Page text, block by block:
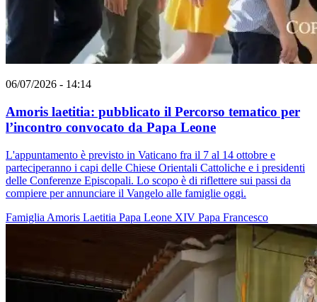
06/07/2026 - 14:14
Amoris laetitia: pubblicato il Percorso tematico per
l’incontro convocato da Papa Leone
L'appuntamento è previsto in Vaticano fra il 7 al 14 ottobre e
parteciperanno i capi delle Chiese Orientali Cattoliche e i presidenti
delle Conferenze Episcopali. Lo scopo è di riflettere sui passi da
compiere per annunciare il Vangelo alle famiglie oggi.
Famiglia Amoris Laetitia Papa Leone XIV Papa Francesco